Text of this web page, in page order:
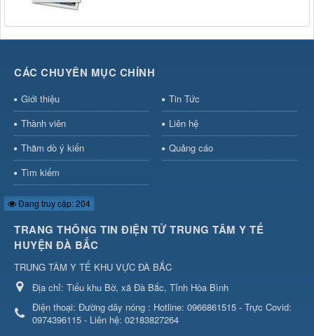
CÁC CHUYÊN MỤC CHÍNH
Giới thiệu
Tin Tức
Thành viên
Liên hệ
Thăm dò ý kiến
Quảng cáo
Tìm kiếm
Đang truy cập: 204
TRANG THÔNG TIN ĐIỆN TỬ TRUNG TÂM Y TẾ
HUYỆN ĐÀ BẮC
TRUNG TÂM Y TẾ KHU VỰC ĐÀ BẮC
Địa chỉ: Tiểu khu Bờ, xã Đà Bắc, Tỉnh Hòa Bình
Điện thoại: Đường dây nóng : Hotline: 0966861515 - Trực Covid:
0974396115 - Liên hệ: 02183827264